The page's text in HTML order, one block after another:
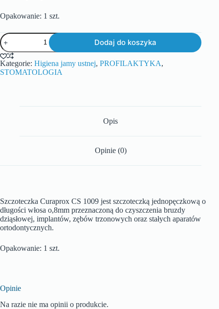
Opakowanie: 1 szt.
Dodaj do koszyka
Kategorie: Higiena jamy ustnej, PROFILAKTYKA,
STOMATOLOGIA
Opis
Opinie (0)
Szczoteczka Curaprox CS 1009 jest szczoteczką jednopęczkową o
długości włosa o,8mm przeznaczoną do czyszczenia bruzdy
dziąsłowej, implantów, zębów trzonowych oraz stałych aparatów
ortodontycznych.
Opakowanie: 1 szt.
Opinie
Na razie nie ma opinii o produkcie.